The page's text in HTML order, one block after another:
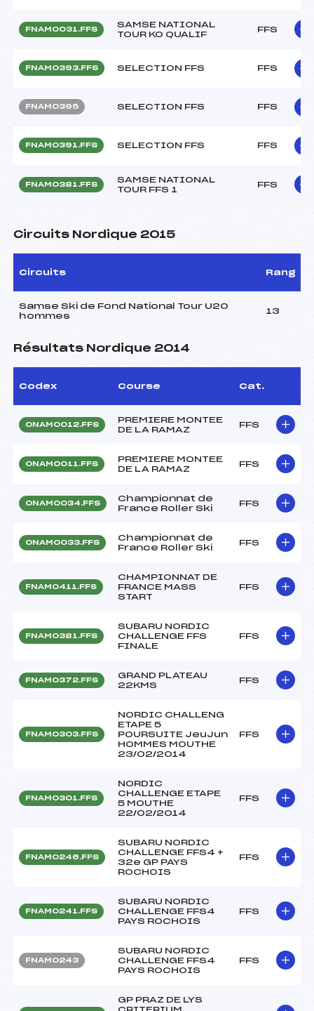
FNAM0031.FFS
SAMSE NATIONAL
TOUR KO QUALIF
FFS
FNAM0393.FFS SELECTION FFS FFS
FNAM0395 SELECTION FFS FFS
FNAM0391.FFS SELECTION FFS FFS
FNAM0381.FFS
SAMSE NATIONAL
TOUR FFS 1
FFS
Circuits Nordique 2015
Circuits Rang
Samse Ski de Fond National Tour U20
hommes
13
Résultats Nordique 2014
Codex Course Cat.
ONAM0012.FFS
PREMIERE MONTEE
DE LA RAMAZ
FFS
ONAM0011.FFS
PREMIERE MONTEE
DE LA RAMAZ
FFS
ONAM0034.FFS
Championnat de
France Roller Ski
FFS
ONAM0033.FFS
Championnat de
France Roller Ski
FFS
FNAM0411.FFS
CHAMPIONNAT DE
FRANCE MASS
START
FFS
FNAM0381.FFS
SUBARU NORDIC
CHALLENGE FFS
FINALE
FFS
FNAM0372.FFS
GRAND PLATEAU
22KMS
FFS
FNAM0303.FFS
NORDIC CHALLENG
ETAPE 5
POURSUITE JeuJun
HOMMES MOUTHE
23/02/2014
FFS
FNAM0301.FFS
NORDIC
CHALLENGE ETAPE
5 MOUTHE
22/02/2014
FFS
FNAM0246.FFS
SUBARU NORDIC
CHALLENGE FFS4 +
32e GP PAYS
ROCHOIS
FFS
FNAM0241.FFS
SUBARU NORDIC
CHALLENGE FFS4
PAYS ROCHOIS
FFS
FNAM0243
SUBARU NORDIC
CHALLENGE FFS4
PAYS ROCHOIS
FFS
GP PRAZ DE LYS
CRITERIUM